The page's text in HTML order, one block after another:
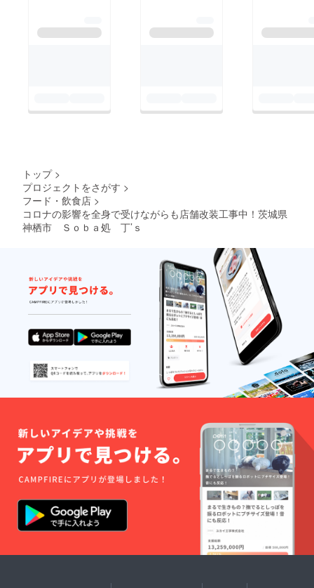
トップ >
プロジェクトをさがす >
フード・飲食店 >
コロナの影響を全身で受けながらも店舗改装工事中！茨城県
神栖市 Ｓｏｂａ処 丁’ｓ